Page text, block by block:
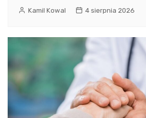
Kamil Kowal 4 sierpnia 2026